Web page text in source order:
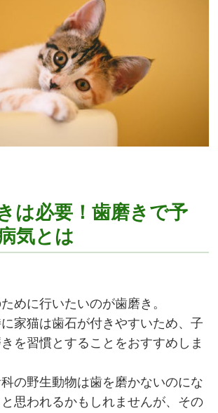
は必要！歯磨きで予
気とは
めに行いたいのが歯磨き。
家猫は歯石が付きやすいため、子
を習慣とすることをおすすめしま
科の野生動物は歯を磨かないのにな
思われるかもしれませんが、その